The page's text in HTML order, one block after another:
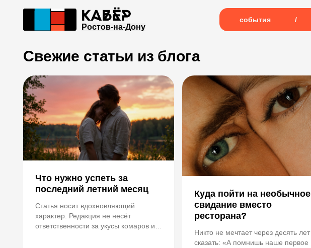
Ростов-на-Дону
события /
Свежие статьи из блога
Что нужно успеть за
последний летний месяц
Статья носит вдохновляющий
характер. Редакция не несёт
ответственности за укусы комаров и
Куда пойти на необычное
свидание вместо
ресторана?
Никто не мечтает через десять лет
сказать: «А помнишь наше первое